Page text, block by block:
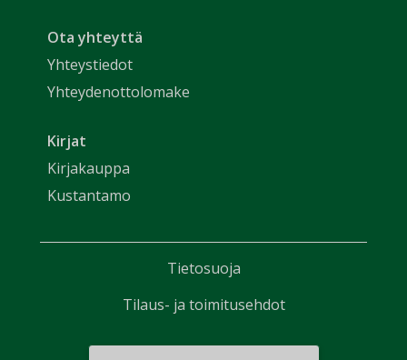
Ota yhteyttä
Yhteystiedot
Yhteydenottolomake
Kirjat
Kirjakauppa
Kustantamo
Tietosuoja
Tilaus- ja toimitusehdot